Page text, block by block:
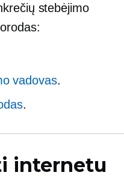
stebėjimo
vadovas.
.
internetu